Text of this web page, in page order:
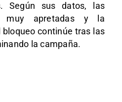
Según sus datos, las
muy apretadas y la
bloqueo continúe tras las
la campaña.